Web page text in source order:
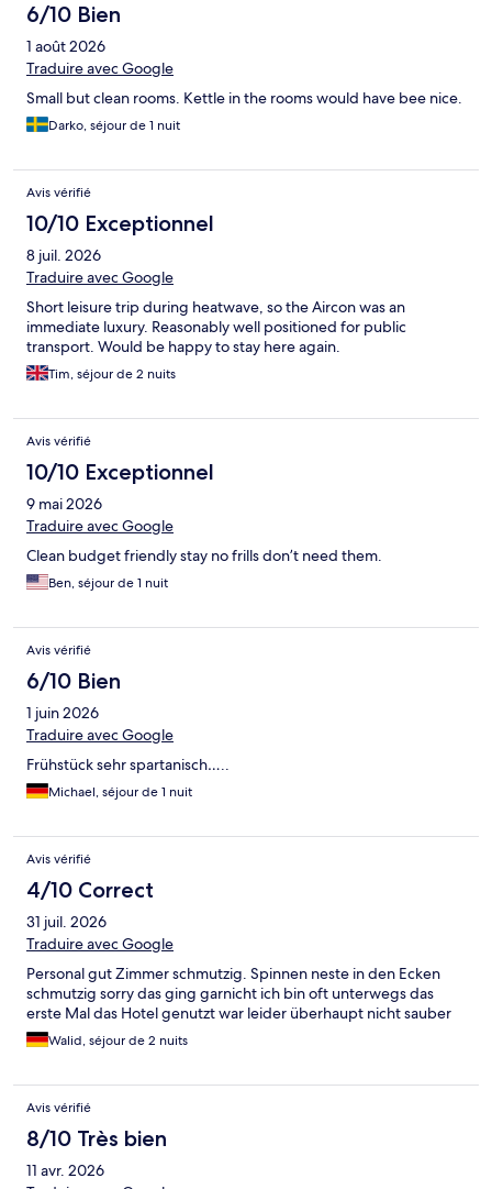
6/10 Bien
1 août 2026
Traduire avec Google
Small but clean rooms. Kettle in the rooms would have bee nice.
Darko, séjour de 1 nuit
Avis vérifié
10/10 Exceptionnel
8 juil. 2026
Traduire avec Google
Short leisure trip during heatwave, so the Aircon was an
immediate luxury. Reasonably well positioned for public
transport. Would be happy to stay here again.
Tim, séjour de 2 nuits
Avis vérifié
10/10 Exceptionnel
9 mai 2026
Traduire avec Google
Clean budget friendly stay no frills don’t need them.
Ben, séjour de 1 nuit
Avis vérifié
6/10 Bien
1 juin 2026
Traduire avec Google
Frühstück sehr spartanisch…..
Michael, séjour de 1 nuit
Avis vérifié
4/10 Correct
31 juil. 2026
Traduire avec Google
Personal gut Zimmer schmutzig. Spinnen neste in den Ecken
schmutzig sorry das ging garnicht ich bin oft unterwegs das
erste Mal das Hotel genutzt war leider überhaupt nicht sauber
Walid, séjour de 2 nuits
Avis vérifié
8/10 Très bien
11 avr. 2026